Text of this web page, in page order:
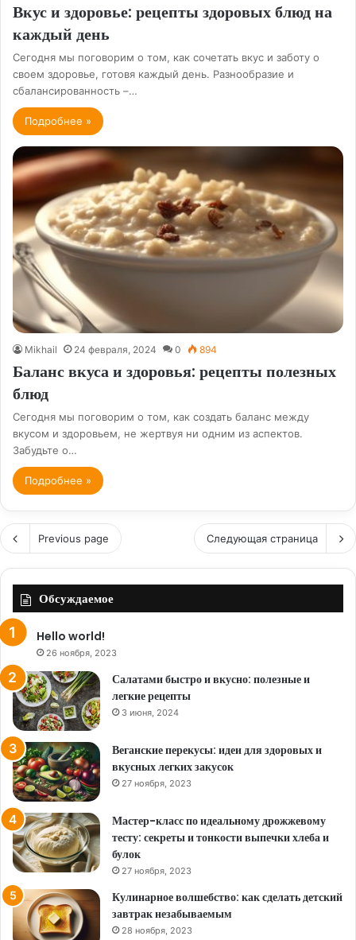
Вкус и здоровье: рецепты здоровых блюд на
каждый день
Сегодня мы поговорим о том, как сочетать вкус и заботу о
своем здоровье, готовя каждый день. Разнообразие и
сбалансированность –…
Подробнее »
Mikhail 24 февраля, 2024 0 894
Баланс вкуса и здоровья: рецепты полезных
блюд
Сегодня мы поговорим о том, как создать баланс между
вкусом и здоровьем, не жертвуя ни одним из аспектов.
Забудьте о…
Подробнее »
Previous page Следующая страница
Обсуждаемое
Hello world!
26 ноября, 2023
Салатами быстро и вкусно: полезные и
легкие рецепты
3 июня, 2024
Веганские перекусы: идеи для здоровых и
вкусных легких закусок
27 ноября, 2023
Мастер-класс по идеальному дрожжевому
тесту: секреты и тонкости выпечки хлеба и
булок
27 ноября, 2023
Кулинарное волшебство: как сделать детский
завтрак незабываемым
28 ноября, 2023